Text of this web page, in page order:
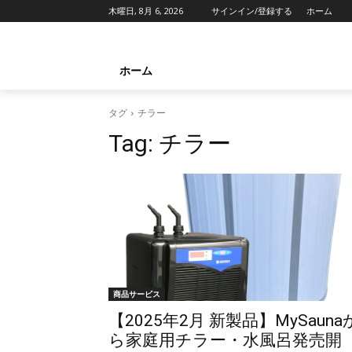
木曜日, 8月 6, 2026 サインイン/登録する ホーム
ホーム
タグ チラー
Tag: チラー
商品サービス
【2025年2月 新製品】MySauna
ら家庭用チラー・水風呂発売開